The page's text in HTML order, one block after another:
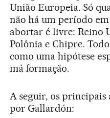
União Europeia. Só
não há um período em
abortar é livre: Reino
Polônia e Chipre.
como uma hipótese
má formação.
A seguir, os principais
por Gallardón: